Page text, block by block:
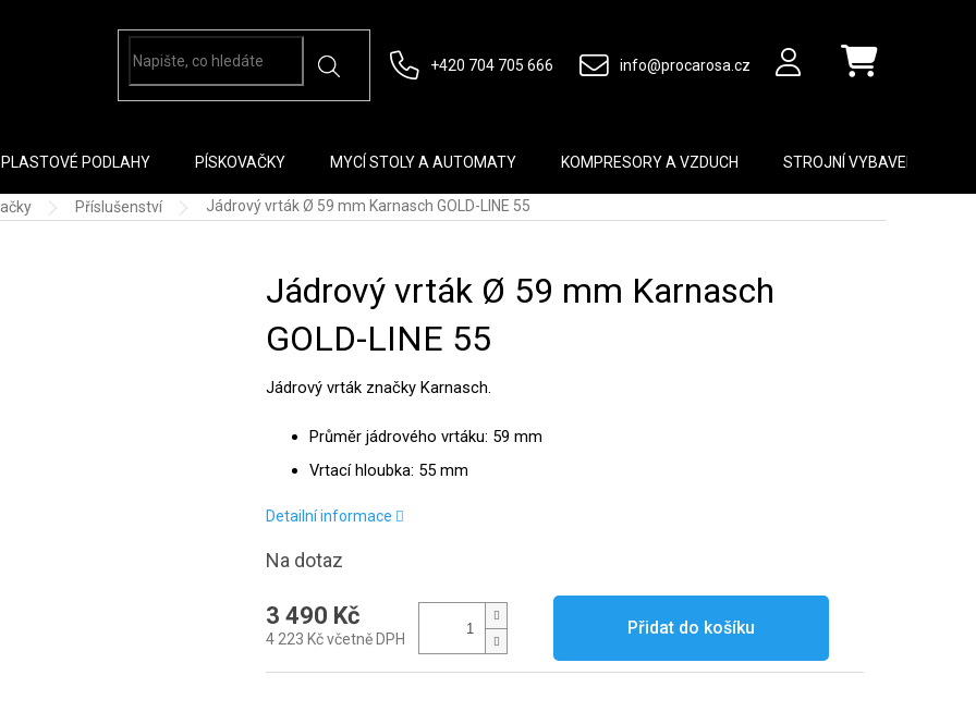
+420 704 705 666 info@procarosa.cz Nákupní košík
PLASTOVÉ PODLAHY PÍSKOVAČKY MYCÍ STOLY A AUTOMATY KOMPRESORY A VZDUCH STROJNÍ VYBAVENÍ
Příslušenství Jádrový vrták Ø 59 mm Karnasch GOLD-LINE 55
Jádrový vrták Ø 59 mm Karnasch
GOLD-LINE 55
Jádrový vrták značky Karnasch.
Průměr jádrového vrtáku: 59 mm
Vrtací hloubka: 55 mm
Detailní informace
Na dotaz
3 490 Kč
4 223 Kč včetně DPH
Přidat do košíku